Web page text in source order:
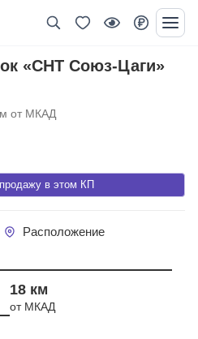
«СНТ Союз-Цаги»
от МКАД
в этом КП
Расположение
18 км
от МКАД